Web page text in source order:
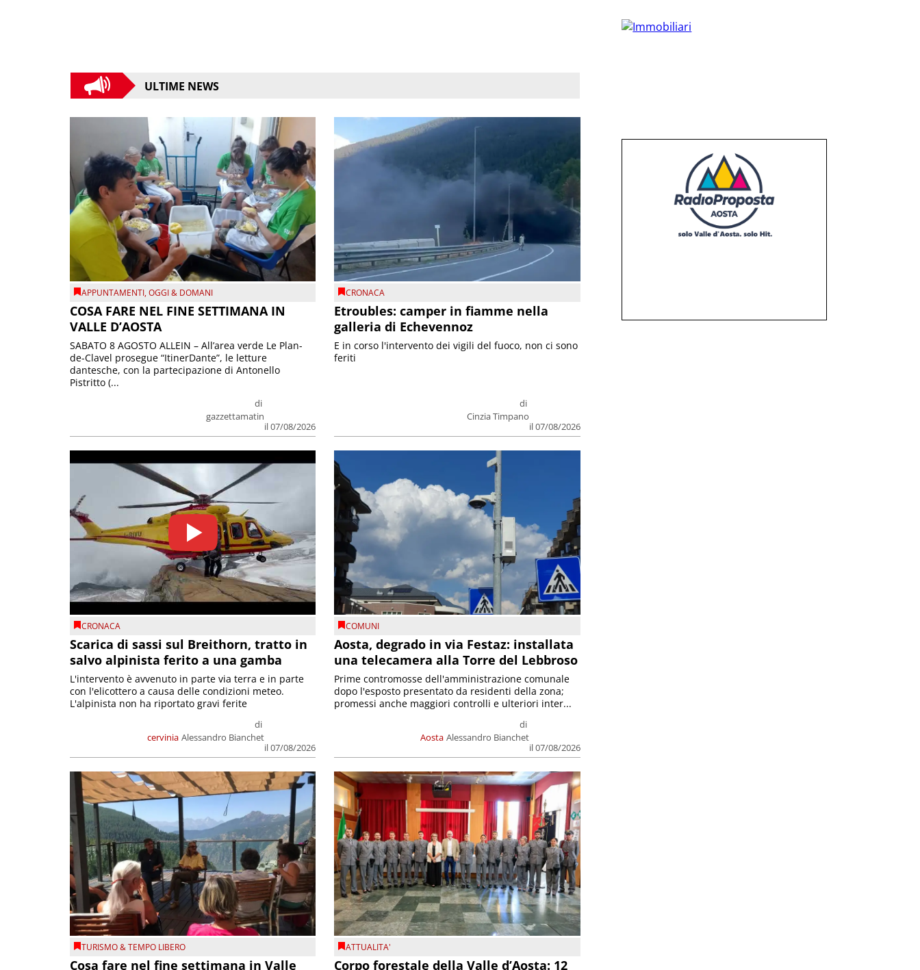
ULTIME NEWS
APPUNTAMENTI,OGGI & DOMANI
COSA FARE NEL FINE SETTIMANA IN
VALLE D’AOSTA
di
gazzettamatin
il 07/08/2026
SABATO 8 AGOSTO ALLEIN – All’area verde Le Plan-
de-Clavel prosegue “ItinerDante”, le letture
dantesche, con la partecipazione di Antonello
Pistritto (...
CRONACA
Etroubles: camper in fiamme nella
galleria di Echevennoz
di
Cinzia Timpano
il 07/08/2026
E in corso l'intervento dei vigili del fuoco, non ci sono
feriti
CRONACA
Scarica di sassi sul Breithorn, tratto in
salvo alpinista ferito a una gamba
cervinia
di
Alessandro Bianchet
il 07/08/2026
L'intervento è avvenuto in parte via terra e in parte
con l'elicottero a causa delle condizioni meteo.
L'alpinista non ha riportato gravi ferite
COMUNI
Aosta, degrado in via Festaz: installata
una telecamera alla Torre del Lebbroso
Aosta
di
Alessandro Bianchet
il 07/08/2026
Prime contromosse dell'amministrazione comunale
dopo l'esposto presentato da residenti della zona;
promessi anche maggiori controlli e ulteriori inter...
TURISMO & TEMPO LIBERO
Cosa fare nel fine settimana in Valle
ATTUALITA'
Corpo forestale della Valle d’Aosta: 12